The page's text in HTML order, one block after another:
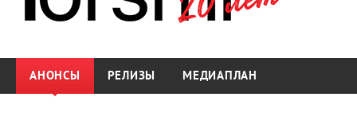
АНОНСЫ РЕЛИЗЫ МЕДИАПЛАН